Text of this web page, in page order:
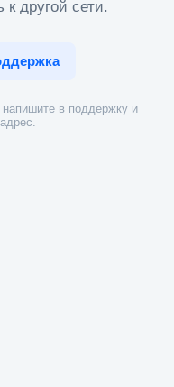
другой сети.
в поддержку и